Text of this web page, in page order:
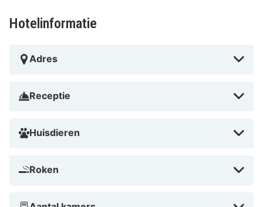
Hotelinformatie
Adres
Receptie
Huisdieren
Roken